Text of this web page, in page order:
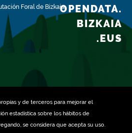
y de terceros para mejorar el
estadística sobre los hábitos de
se considera que acepta su uso.
del conjunto de datos
Foral de BizkaiaOPENDATA.
BIZKAIA
.EUS